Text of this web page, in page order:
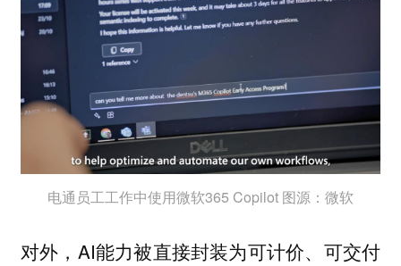
电通员工工作中使用微软365 Copilot 图源：微软
对外，AI能力被直接封装为可计价、可交付